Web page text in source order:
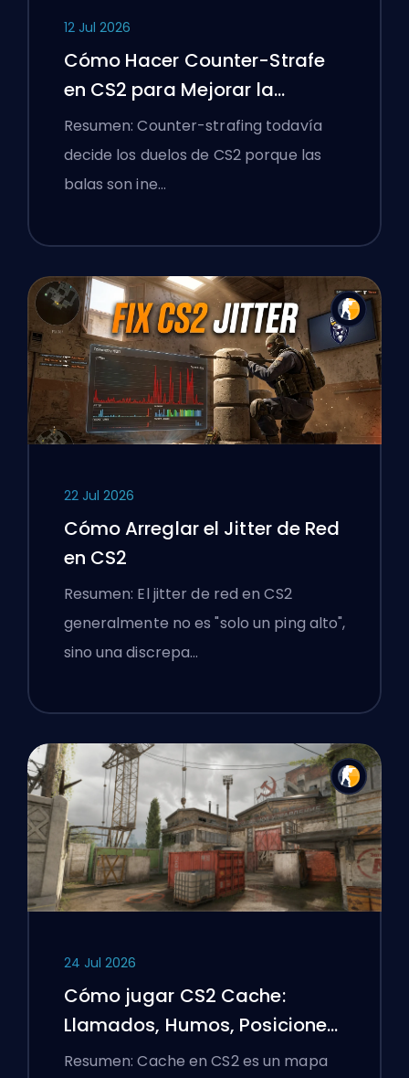
12 Jul 2026
Cómo Hacer Counter-Strafe
en CS2 para Mejorar la
Precisión
Resumen: Counter-strafing todavía
decide los duelos de CS2 porque las
balas son ine…
22 Jul 2026
Cómo Arreglar el Jitter de Red
en CS2
Resumen: El jitter de red en CS2
generalmente no es "solo un ping alto",
sino una discrepa…
24 Jul 2026
Cómo jugar CS2 Cache:
Llamados, Humos, Posiciones
y Consejos Premier
Resumen: Cache en CS2 es un mapa